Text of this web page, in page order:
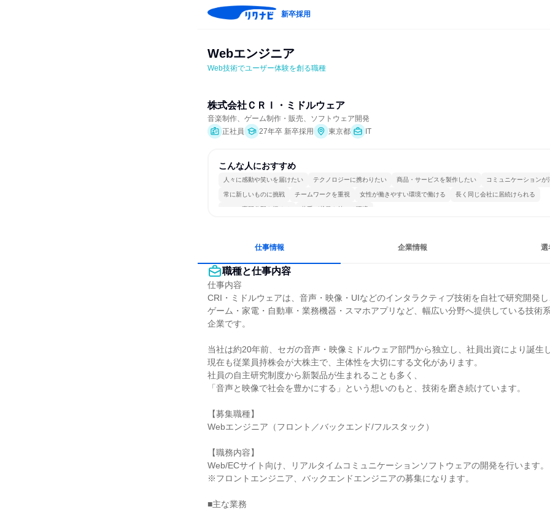
新卒採用
Webエンジニア
Web技術でユーザー体験を創る職種
株式会社ＣＲＩ・ミドルウェア
音楽制作、ゲーム制作・販売、ソフトウェア開発
正社員
27年卒 新卒採用 東京都 IT
こんな人におすすめ
人々に感動や笑いを届けたい テクノロジーに携わりたい 商品・サービスを製作したい コミュニケーションが
常に新しいものに挑戦 チームワークを重視 女性が働きやすい環境で働ける 長く同じ会社に居続けられる
一つの専門分野を極める 若手が裁量を持てる環境
仕事情報 企業情報 選
職種と仕事内容
仕事内容
CRI・ミドルウェアは、音声・映像・UIなどのインタラクティブ技術を自社で研究開発し
ゲーム・家電・自動車・業務機器・スマホアプリなど、幅広い分野へ提供している技術
企業です。
当社は約20年前、セガの音声・映像ミドルウェア部門から独立し、社員出資により誕生
現在も従業員持株会が大株主で、主体性を大切にする文化があります。
社員の自主研究制度から新製品が生まれることも多く、
「音声と映像で社会を豊かにする」という想いのもと、技術を磨き続けています。
【募集職種】
Webエンジニア（フロント／バックエンド/フルスタック）
【職務内容】
Web/ECサイト向け、リアルタイムコミュニケーションソフトウェアの開発を行います。
※フロントエンジニア、バックエンドエンジニアの募集になります。
■主な業務